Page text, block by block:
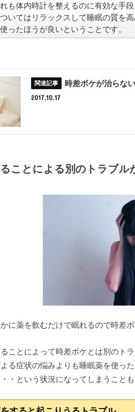
も体内時計を整えるのに有効な手
いてはリラックスして睡眠の質を
ったほうが良いということです。
時差ボケが治らな
2017.10.17
ことによる別のトラブル
に薬を飲むだけで眠れるので時差
ことによって時差ボケとは別のト
る症状の悩みよりも睡眠薬を使っ
・という状況になってしまうことも